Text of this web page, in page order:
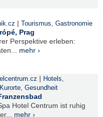
| Tourismus, Gastronomie
Prag
Perspektive erleben:
mehr ›
| Hotels,
Kurorte, Gesundheit
Hotel Centrum ist ruhig
mehr ›